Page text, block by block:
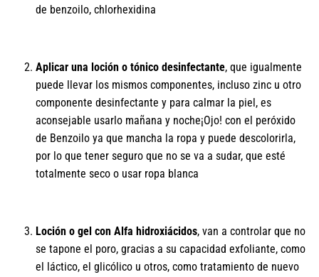
de benzoilo, chlorhexidina
Aplicar una loción o tónico desinfectante, que igualmente
puede llevar los mismos componentes, incluso zinc u otro
componente desinfectante y para calmar la piel, es
aconsejable usarlo mañana y noche¡Ojo! con el peróxido
de Benzoilo ya que mancha la ropa y puede descolorirla,
por lo que tener seguro que no se va a sudar, que esté
totalmente seco o usar ropa blanca
Loción o gel con Alfa hidroxiácidos, van a controlar que no
se tapone el poro, gracias a su capacidad exfoliante, como
el láctico, el glicólico u otros, como tratamiento de nuevo